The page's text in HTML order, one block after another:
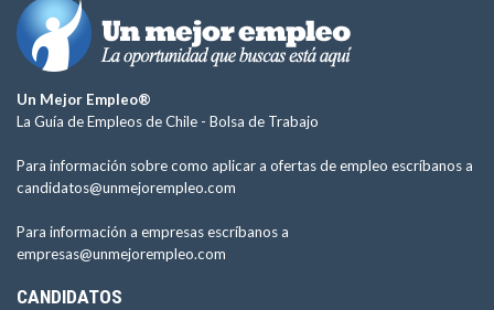
Un Mejor Empleo®
La Guía de Empleos de Chile - Bolsa de Trabajo
Para información sobre como aplicar a ofertas de empleo escríbanos a
candidatos@unmejorempleo.com
Para información a empresas escríbanos a
empresas@unmejorempleo.com
CANDIDATOS